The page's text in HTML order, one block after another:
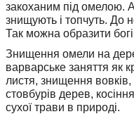
закоханим під омелою.
знищують і топчуть. До
Так можна образити
Знищення омели на
варварське заняття як
листя, знищення
стовбурів дерев,
сухої трави в природі.